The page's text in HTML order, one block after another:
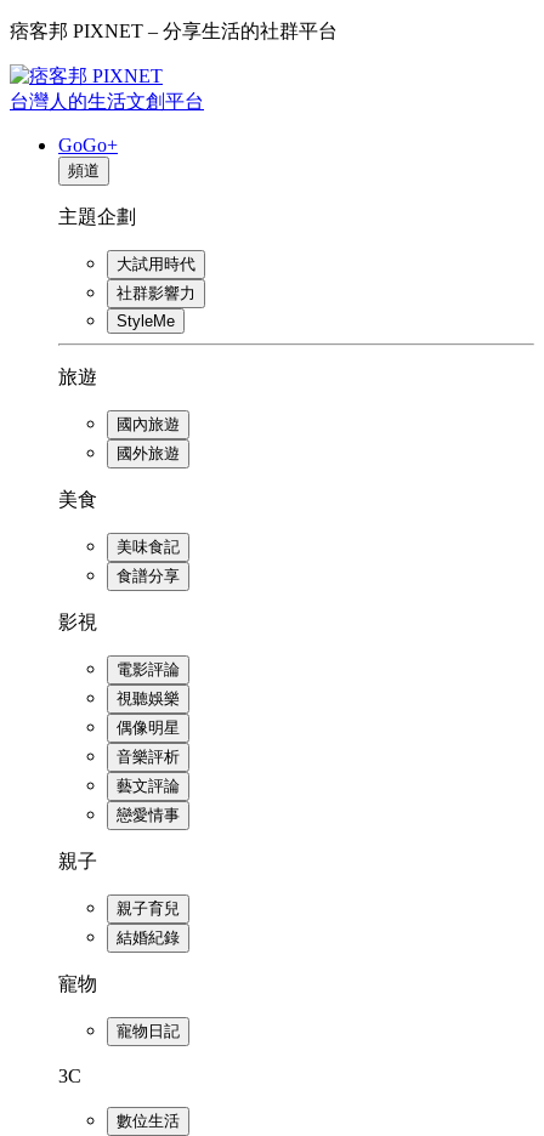
痞客邦 PIXNET – 分享生活的社群平台
台灣人的生活文創平台
GoGo+
頻道
主題企劃
大試用時代
社群影響力
StyleMe
旅遊
國內旅遊
國外旅遊
美食
美味食記
食譜分享
影視
電影評論
視聽娛樂
偶像明星
音樂評析
藝文評論
戀愛情事
親子
親子育兒
結婚紀錄
寵物
寵物日記
3C
數位生活